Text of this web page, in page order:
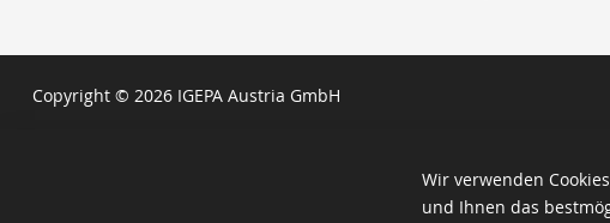
Copyright © 2026 IGEPA Austria GmbH
Wir verwenden
und Ihnen das